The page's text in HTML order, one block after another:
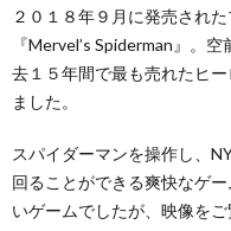
２０１８年９月に発売され
『Mervel’s Spiderman』。
去１５年間で最も売れたヒ
ました。
スパイダーマンを操作し、
回ることができる爽快なゲ
いゲームでしたが、映像を